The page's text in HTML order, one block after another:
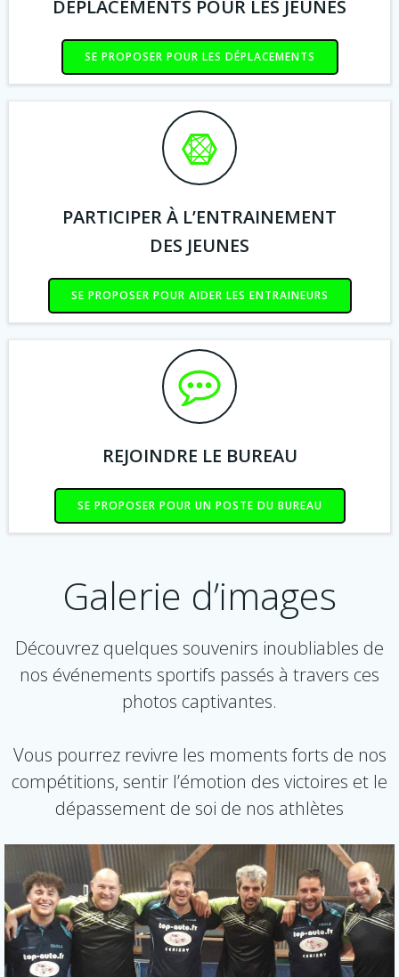
DEPLACEMENTS POUR LES JEUNES
SE PROPOSER POUR LES DÉPLACEMENTS
PARTICIPER À L’ENTRAINEMENT
DES JEUNES
SE PROPOSER POUR AIDER LES ENTRAINEURS
REJOINDRE LE BUREAU
SE PROPOSER POUR UN POSTE DU BUREAU
Galerie d’images
Découvrez quelques souvenirs inoubliables de
nos événements sportifs passés à travers ces
photos captivantes.
Vous pourrez revivre les moments forts de nos
compétitions, sentir l’émotion des victoires et le
dépassement de soi de nos athlètes